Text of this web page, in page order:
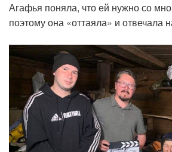
Агафья поняла, что ей нужно со
поэтому она «оттаяла» и отвечала